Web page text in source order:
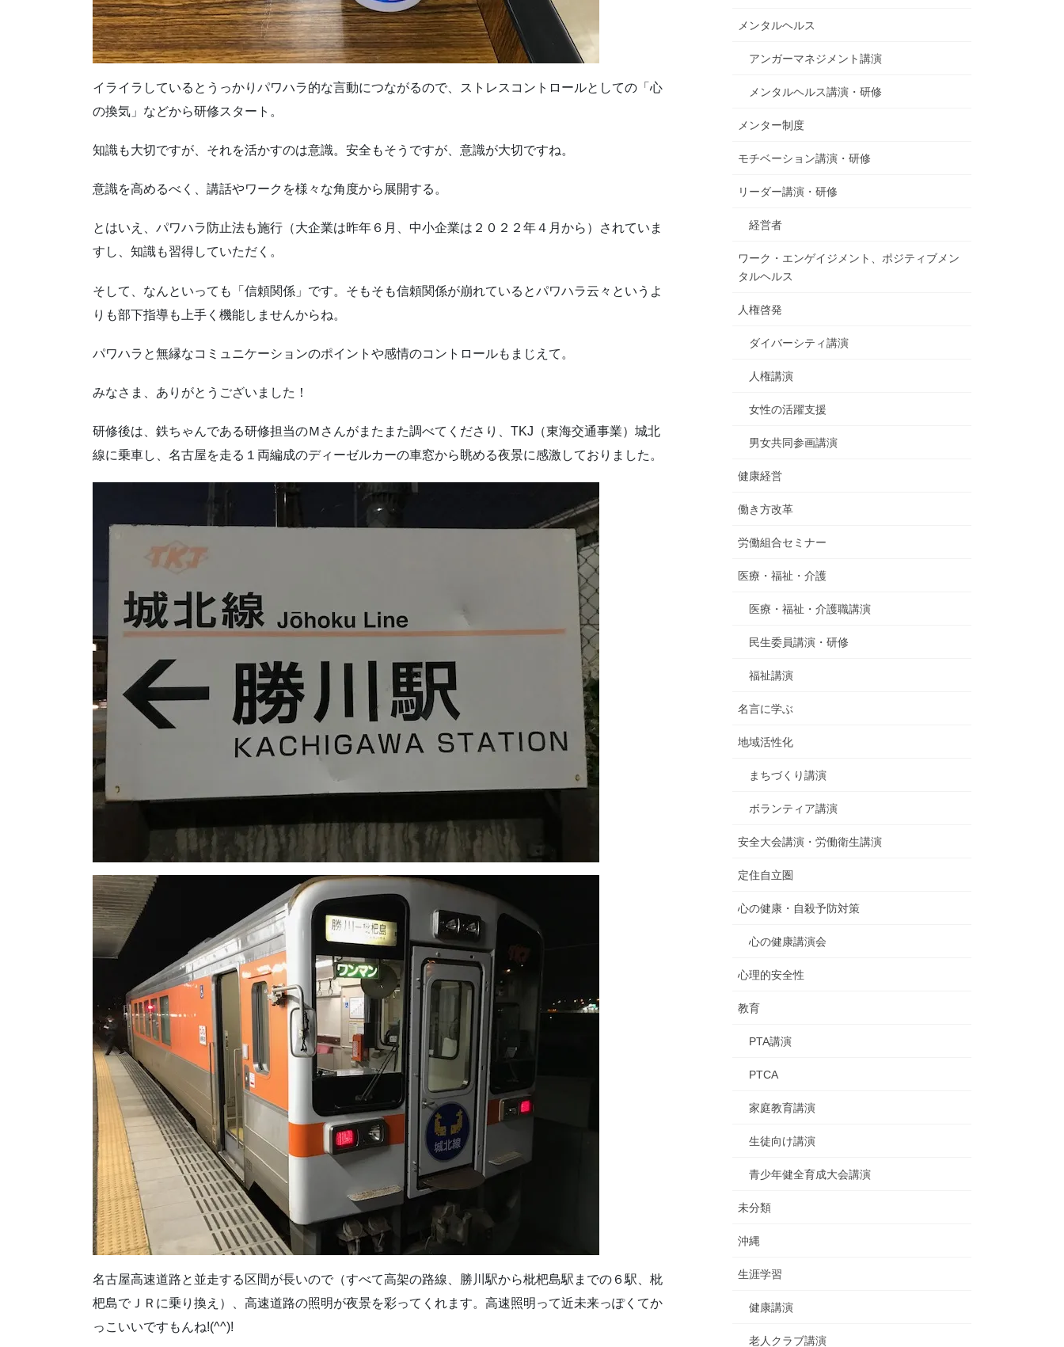
イライラしているとうっかりパワハラ的な言動につながるので、ストレスコントロールとしての「心
の換気」などから研修スタート。
知識も大切ですが、それを活かすのは意識。安全もそうですが、意識が大切ですね。
意識を高めるべく、講話やワークを様々な角度から展開する。
とはいえ、パワハラ防止法も施行（大企業は昨年６月、中小企業は２０２２年４月から）されていま
すし、知識も習得していただく。
そして、なんといっても「信頼関係」です。そもそも信頼関係が崩れているとパワハラ云々というよ
りも部下指導も上手く機能しませんからね。
パワハラと無縁なコミュニケーションのポイントや感情のコントロールもまじえて。
みなさま、ありがとうございました！
研修後は、鉄ちゃんである研修担当のＭさんがまたまた調べてくださり、TKJ（東海交通事業）城北
線に乗車し、名古屋を走る１両編成のディーゼルカーの車窓から眺める夜景に感激しておりました。
名古屋高速道路と並走する区間が長いので（すべて高架の路線、勝川駅から枇杷島駅までの６駅、枇
杷島でＪＲに乗り換え）、高速道路の照明が夜景を彩ってくれます。高速照明って近未来っぽくてか
っこいいですもんね!(^^)!
メンタルヘルス
アンガーマネジメント講演
メンタルヘルス講演・研修
メンター制度
モチベーション講演・研修
リーダー講演・研修
経営者
ワーク・エンゲイジメント、ポジティブメン
タルヘルス
人権啓発
ダイバーシティ講演
人権講演
女性の活躍支援
男女共同参画講演
健康経営
働き方改革
労働組合セミナー
医療・福祉・介護
医療・福祉・介護職講演
民生委員講演・研修
福祉講演
名言に学ぶ
地域活性化
まちづくり講演
ボランティア講演
安全大会講演・労働衛生講演
定住自立圏
心の健康・自殺予防対策
心の健康講演会
心理的安全性
教育
PTA講演
PTCA
家庭教育講演
生徒向け講演
青少年健全育成大会講演
未分類
沖縄
生涯学習
健康講演
老人クラブ講演